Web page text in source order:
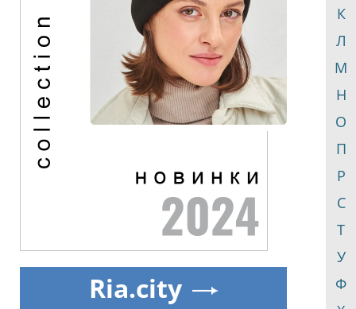
К
Л
М
Н
О
П
Р
С
Т
У
Ф
Ria.city